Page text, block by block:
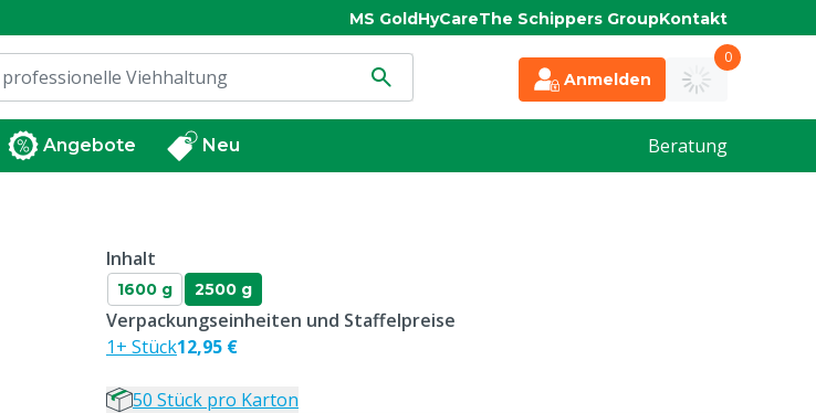
MS GoldHyCareThe Schippers GroupKontakt
Anmelden
0
Angebote Neu Beratung
Inhalt
1600 g 2500 g
Verpackungseinheiten und Staffelpreise
1+ Stück12,95 €
50 Stück pro Karton